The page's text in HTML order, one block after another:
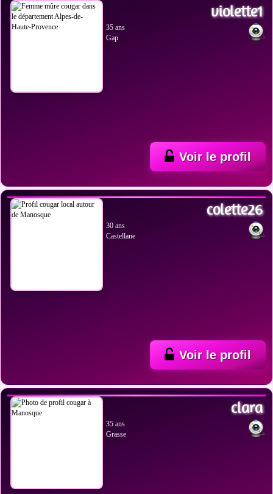
violette1
35 ans
Gap
Voir le profil
colette26
30 ans
Castellane
Voir le profil
clara
35 ans
Grasse